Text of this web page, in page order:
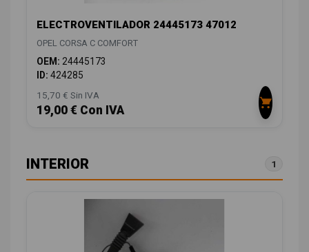
ELECTROVENTILADOR 24445173 47012
OPEL CORSA C COMFORT
OEM: 24445173
ID: 424285
15,70 € Sin IVA
19,00 € Con IVA
INTERIOR 1